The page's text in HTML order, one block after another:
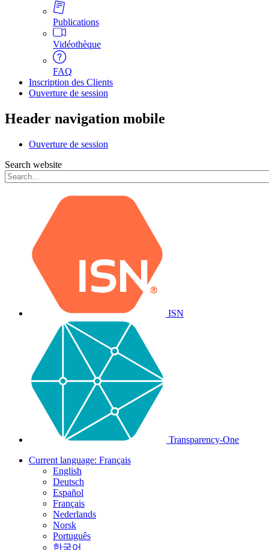
Publications
Vidéothèque
FAQ
Inscription des Clients
Ouverture de session
Header navigation mobile
Ouverture de session
Search website
ISN
Transparency-One
Current language: Français
English
Deutsch
Español
Français
Nederlands
Norsk
Português
한국어